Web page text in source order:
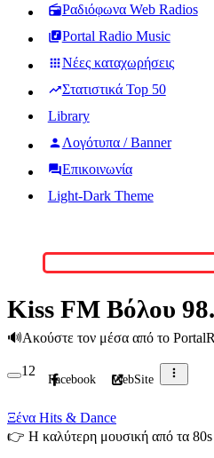
Ραδιόφωνα Web Radios
Portal Radio Music
Νέες καταχωρήσεις
Στατιστικά Top 50
Library
Λογότυπα / Banner
Επικοινωνία
Light-Dark Theme
Kiss FM Βόλου
🔊Ακούστε τον μέσα από το
12
Facebook WebSite
Ξένα Hits & Dance
👉 H καλύτερη μουσική από τα